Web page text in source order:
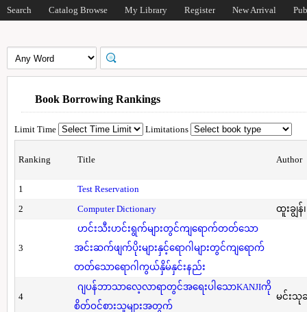
Search Catalog Browse My Library Register New Arrival
Book Borrowing Rankings
Limit Time Limitations
Ranking Title Author
1
Test Reservation
2
Computer Dictionary ထူးချွန်
3
ဟင်းသီးဟင်းရွက်များတွင်ကျရောက်တတ်သော
အင်းဆက်ဖျက်ပိုးများနှင့်ရောဂါများတွင်ကျရောက်
တတ်သောရောဂါကွယ်နှိမ်နှင်းနည်း
4
ဂျပန်ဘာသာလေ့လာရာတွင်အရေးပါသောKANJIကို
စိတ်ဝင်စားသူများအတွက်
မင်းသုခ